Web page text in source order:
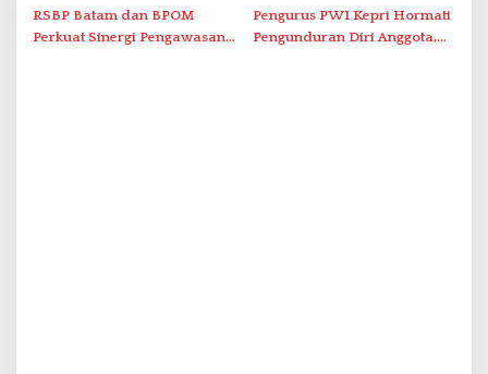
Nusantara’
Solar Nelayan
RSBP Batam dan BPOM
Perkuat Sinergi Pengawasan
Pengurus PWI Kepri Hormati
Pengunduran Diri Anggota,